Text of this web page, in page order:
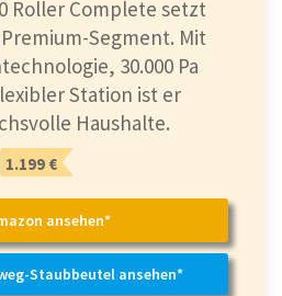
Roller Complete setzt
Segment. Mit
30.000 Pa
Station ist er
Haushalte.
1.199 €
ansehen*
Staubbeutel ansehen*